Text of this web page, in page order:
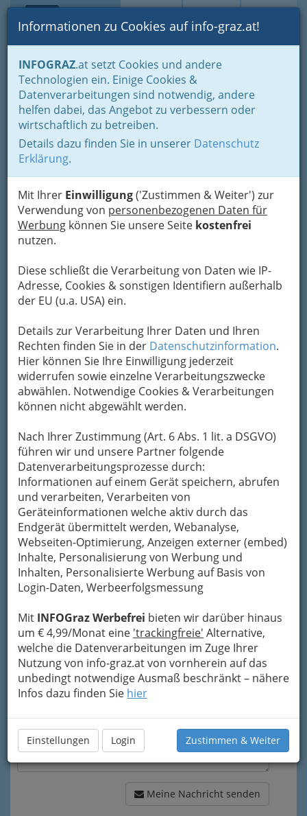
Suche Login Toggle
Informationen zu Cookies auf info-graz.at!
INFOGRAZ.at setzt Cookies und andere
Technologien ein. Einige Cookies &
Datenverarbeitungen sind notwendig, andere
helfen dabei, das Angebot zu verbessern oder
wirtschaftlich zu betreiben.
Details dazu finden Sie in unserer Datenschutz
Erklärung.
Mit Ihrer Einwilligung('Zustimmen & Weiter') zur
Verwendung von personenbezogenen Daten für
Werbung können Sie unsere Seite kostenfrei
nutzen.
Diese schließt die Verarbeitung von Daten wie IP-
Adresse, Cookies & sonstigen Identifiern außerhalb
der EU (u.a. USA) ein.
Details zur Verarbeitung Ihrer Daten und Ihren
Rechten finden Sie in der Datenschutzinformation.
Hier können Sie Ihre Einwilligung jederzeit
widerrufen sowie einzelne Verarbeitungszwecke
abwählen. Notwendige Cookies & Verarbeitungen
können nicht abgewählt werden.
Nach Ihrer Zustimmung (Art. 6 Abs. 1 lit. a DSGVO)
führen wir und unsere Partner folgende
Datenverarbeitungsprozesse durch:
Informationen auf einem Gerät speichern, abrufen
und verarbeiten, Verarbeiten von
Geräteinformationen welche aktiv durch das
Endgerät übermittelt werden, Webanalyse,
Webseiten-Optimierung, Anzeigen externer (embed)
Inhalte, Personalisierung von Werbung und
Inhalten, Personalisierte Werbung auf Basis von
Login-Daten, Werbeerfolgsmessung
Mit INFOGraz Werbefrei bieten wir darüber hinaus
um € 4,99/Monat eine 'trackingfreie' Alternative,
welche die Datenverarbeitungen im Zuge Ihrer
Nutzung von info-graz.at von vornherein auf das
unbedingt notwendige Ausmaß beschränkt – nähere
Infos dazu finden Sie hier
Einstellungen Login Zustimmen & Weiter
Home Lifestyle
Feste feiern
Der schönste Tag im Leben für viele
Planung erspart Ärger und Stress vor dem Heiraten
Konditoren - Zuckerbäcker
Hubert Auer
Betriebsgesellschaft mbH &
Co KG
Anton.Kleinoscheg-Straße 1 Gösting II, 8010 Graz
+43 05 96 69-248
Karte
Karte anzeigen
Kontaktaufnahme
Um die Info-Graz Firmenvor Spam-Mails zu
bewahren, verwenden wir an dieser Stelle zur
Übermittlung Ihrer Nachricht ein sicheres
Formular. Ihre Nachricht wird nach dem
Unternehmen Hubert Auer Betriebsgesellschaft
mbH & Co KG weitergeleitet.
Mein Name
Meine Email Adresse
Mein Betreff
Meine Nachricht
Meine Nachricht senden